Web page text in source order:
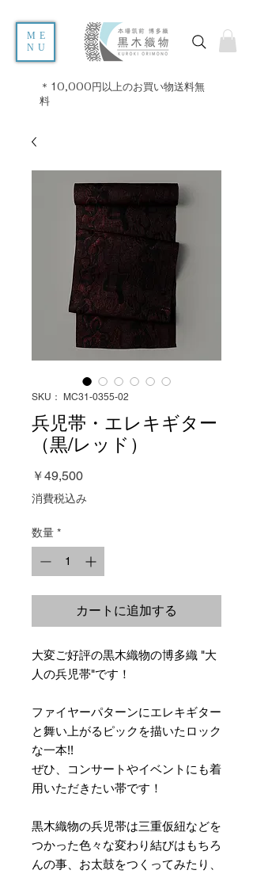
ME
NU
＊10,000円以上のお買い物送料無
料
SKU： MC31-0355-02
兵児帯・エレキギター
（黒/レッド）
￥49,500価
消費税込み
数量 *
カートに追加する
大変ご好評の黒木織物の博多織 "大
人の兵児帯"です！
ファイヤーパターンにエレキギター
と舞い上がるピックを描いたロック
な一本!!
ぜひ、コンサートやイベントにも着
用いただきたい帯です！
黒木織物の兵児帯は三重仮紐などを
つかった色々な変わり結びはもちろ
んの事、お太鼓をつくってみたり、